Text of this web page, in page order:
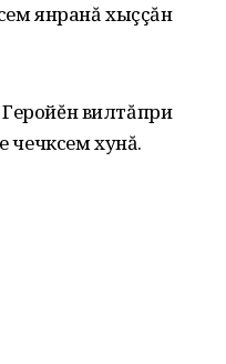
янранă хыççăн
вилтăпри
чечксем хунă.